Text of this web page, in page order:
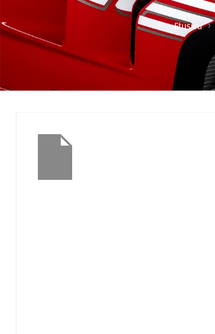
Etusivu ›